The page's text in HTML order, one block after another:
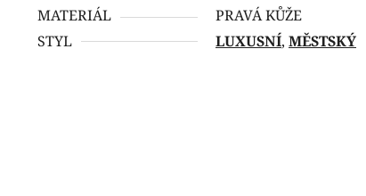
MATERIÁL
PRAVÁ KŮŽE
STYL
LUXUSNÍ,MĚSTSKÝ